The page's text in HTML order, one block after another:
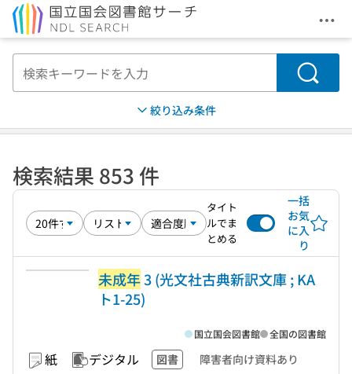
メ
検索
絞り込み条件
検索結果 853 件
タイト
ルでま
とめる
一括
お気
に入
り
未成年3 (光文社古典新訳文庫 ; KA
ト1-25)
紙 デジタル 図書 障害者向け資料あり
国立国会図書館 全国の図書館